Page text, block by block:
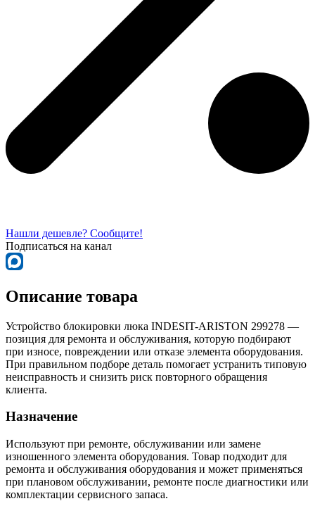
Нашли дешевле? Сообщите!
Подписаться на канал
Описание товара
Устройство блокировки люка INDESIT-ARISTON 299278 —
позиция для ремонта и обслуживания, которую подбирают
при износе, повреждении или отказе элемента оборудования.
При правильном подборе деталь помогает устранить типовую
неисправность и снизить риск повторного обращения
клиента.
Назначение
Используют при ремонте, обслуживании или замене
изношенного элемента оборудования. Товар подходит для
ремонта и обслуживания оборудования и может применяться
при плановом обслуживании, ремонте после диагностики или
комплектации сервисного запаса.